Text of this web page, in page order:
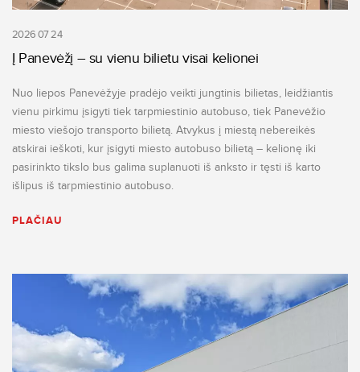
2026 07 24
Į Panevėžį – su vienu bilietu visai kelionei
Nuo liepos Panevėžyje pradėjo veikti jungtinis bilietas, leidžiantis
vienu pirkimu įsigyti tiek tarpmiestinio autobuso, tiek Panevėžio
miesto viešojo transporto bilietą. Atvykus į miestą nebereikės
atskirai ieškoti, kur įsigyti miesto autobuso bilietą – kelionę iki
pasirinkto tikslo bus galima suplanuoti iš anksto ir tęsti iš karto
išlipus iš tarpmiestinio autobuso.
PLAČIAU